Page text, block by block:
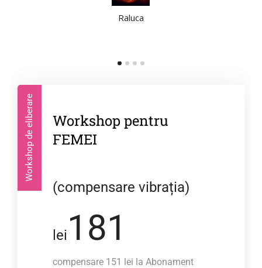
Raluca
Workshop de eliberare
Workshop pentru
FEMEI
(compensare vibrația)
lei 181
compensare 151 lei la Abonament